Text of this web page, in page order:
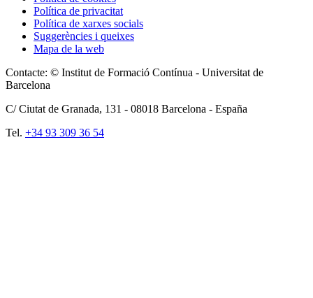
Política de privacitat
Política de xarxes socials
Suggerències i queixes
Mapa de la web
Contacte: © Institut de Formació Contínua - Universitat de
Barcelona
C/ Ciutat de Granada, 131 - 08018 Barcelona - España
Tel. +34 93 309 36 54